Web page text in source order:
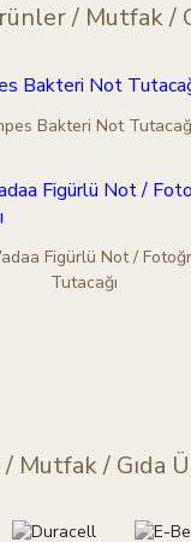
/ Mutfak /
Bakteri Not
Figürlü Not /
Tutacağı
/ Mutfak / Gıda